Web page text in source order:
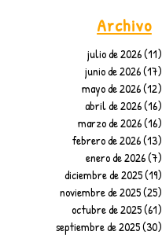
Archivo
julio de 2026(11)
junio de 2026(17)
mayo de 2026(12)
abril de 2026(16)
marzo de 2026(16)
febrero de 2026(13)
enero de 2026(7)
diciembre de 2025(19)
noviembre de 2025(25)
octubre de 2025(61)
septiembre de 2025(30)